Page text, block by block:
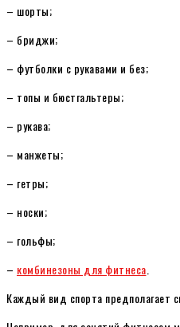
– шорты;
– бриджи;
– футболки с рукавами и без;
– топы и бюстгальтеры;
– рукава;
– манжеты;
– гетры;
– носки;
– гольфы;
– комбинезоны для фитнеса
Каждый вид спорта предполагает